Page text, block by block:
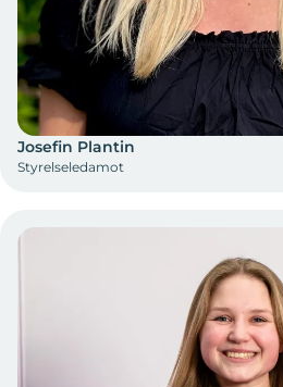
Josefin Plantin
Styrelseledamot